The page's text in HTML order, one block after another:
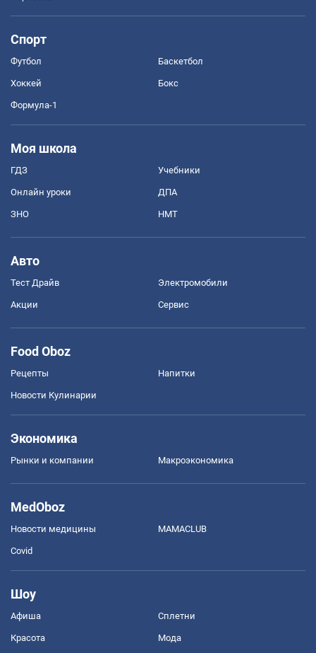
Спорт
Футбол Баскетбол
Хоккей Бокс
Формула-1
Моя школа
ГДЗ Учебники
Онлайн уроки ДПА
ЗНО НМТ
Авто
Тест Драйв Электромобили
Акции Сервис
Food Oboz
Рецепты Напитки
Новости Кулинарии
Экономика
Рынки и компании Mакроэкономика
MedOboz
Новости медицины MAMACLUB
Covid
Шоу
Афиша Сплетни
Красота Мода